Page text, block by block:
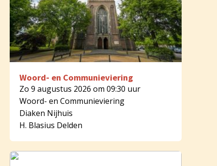
Woord- en Communieviering
Zo 9 augustus 2026 om 09:30 uur
Woord- en Communieviering
Diaken Nijhuis
H. Blasius Delden